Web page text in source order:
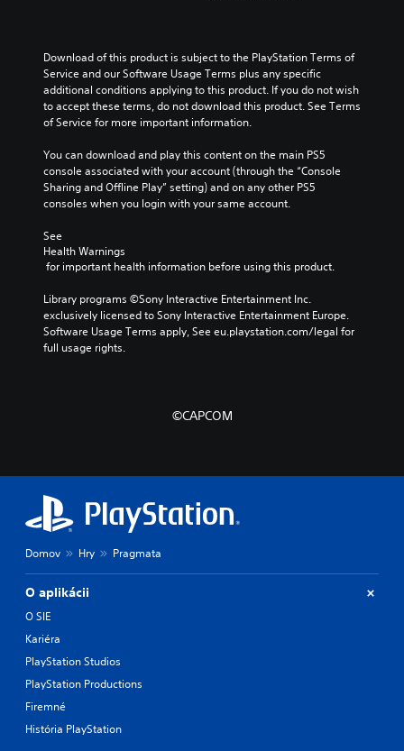
Download of this product is subject to the PlayStation Terms of
Service and our Software Usage Terms plus any specific
additional conditions applying to this product. If you do not wish
to accept these terms, do not download this product. See Terms
of Service for more important information.
You can download and play this content on the main PS5
console associated with your account (through the “Console
Sharing and Offline Play” setting) and on any other PS5
consoles when you login with your same account.
See
Health Warnings
for important health information before using this product.
Library programs ©Sony Interactive Entertainment Inc.
exclusively licensed to Sony Interactive Entertainment Europe.
Software Usage Terms apply, See eu.playstation.com/legal for
full usage rights.
©CAPCOM
Domov Hry Pragmata
O aplikácii
O SIE
Kariéra
PlayStation Studios
PlayStation Productions
Firemné
História PlayStation